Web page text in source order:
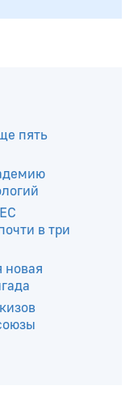
пять
в три
новая